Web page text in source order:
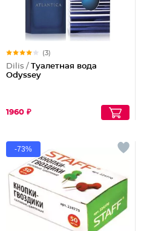
(3)
Dilis / Туалетная вода
Odyssey
1960 ₽
-73%